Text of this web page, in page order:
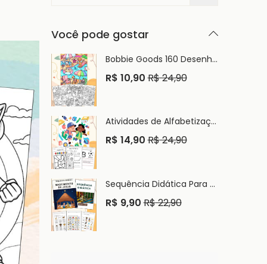
Você pode gostar
Bobbie Goods 160 Desenhos Para Imprimir e Colorir PDF
R$ 10,90R$24,90
Atividades de Alfabetização e Letramento Infantil PDF
R$ 14,90R$24,90
Sequência Didática Para Alfabetização Infantil PDF
R$ 9,90R$22,90